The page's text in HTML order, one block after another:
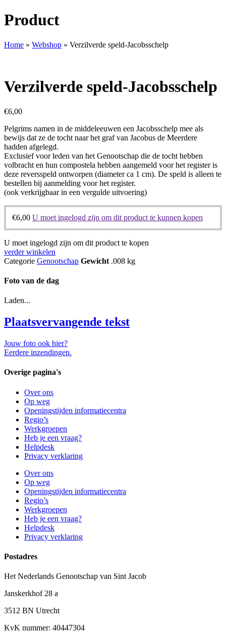
Product
Home » Webshop » Verzilverde speld-Jacobsschelp
Verzilverde speld-Jacobsschelp
€6,00
Pelgrims namen in de middeleeuwen een Jacobsschelp mee als
bewijs dat ze de tocht naar het graf van Jacobus de Meerdere
hadden afgelegd.
Exclusief voor leden van het Genootschap die de tocht hebben
volbracht en hun compostela hebben aangemeld voor het register is
deze reversspeld ontworpen (diameter ca 1 cm). De speld is alleen te
bestellen bij aanmelding voor het register.
(ook verkrijgbaar in een vergulde uitvoering)
€6,00 U moet ingelogd zijn om dit product te kunnen kopen
U moet ingelogd zijn om dit product te kopen
verder winkelen
Categorie Genootschap Gewicht .008 kg
Foto van de dag
Laden...
Plaatsvervangende tekst
Jouw foto ook hier?
Eerdere inzendingen.
Overige pagina's
Over ons
Op weg
Openingstijden informatiecentra
Regio’s
Werkgroepen
Heb je een vraag?
Helpdesk
Privacy verklaring
Over ons
Op weg
Openingstijden informatiecentra
Regio’s
Werkgroepen
Heb je een vraag?
Helpdesk
Privacy verklaring
Postadres
Het Nederlands Genootschap van Sint Jacob
Janskerkhof 28 a
3512 BN Utrecht
KvK nummer: 40447304